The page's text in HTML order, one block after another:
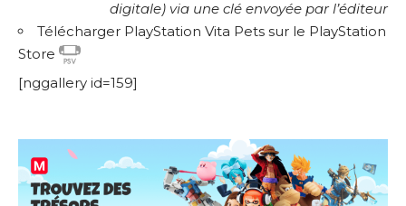
digitale) via une clé envoyée par l’éditeur
Télécharger PlayStation Vita Pets sur le PlayStation
Store
[nggallery id=159]